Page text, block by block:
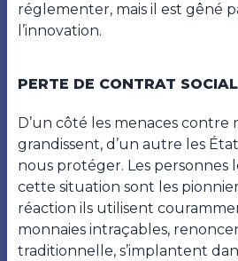
réglementer, mais il est gêné
l’innovation.
PERTE DE CONTRAT
D’un côté les menaces contre
grandissent, d’un autre les
nous protéger. Les personnes
cette situation sont les
réaction ils utilisent
monnaies intraçables,
traditionnelle, s’implantent